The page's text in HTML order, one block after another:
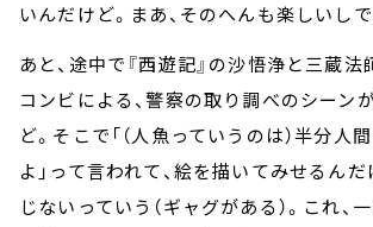
いんだけど。まあ、そのへんも楽しいしで
あと、途中で『西遊記』の沙悟浄と三蔵
コンビによる、警察の取り調べのシーン
ど。そこで「（人魚っていうのは）半分人
よ」って言われて、絵を描いてみせるんだ
じないっていう（ギャグがある）。これ、